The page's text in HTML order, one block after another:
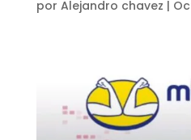
por Alejandro chavez |